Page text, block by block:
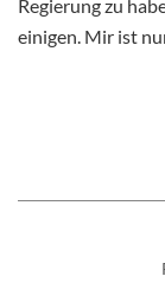
Regierung zu
einigen. Mir ist